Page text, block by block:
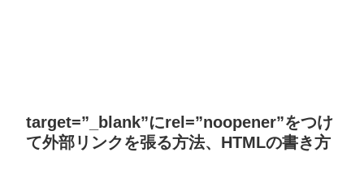
target=”_blank”にrel=”noopener”をつけ
て外部リンクを張る方法、HTMLの書き方